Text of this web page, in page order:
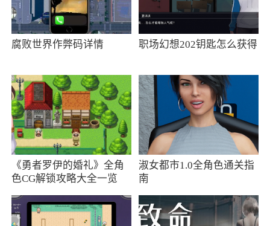
设备当前无法获取位置信息，系统将展示其最后
一次联网时的位置
1、还行，但是我有一次弄丢了自己手机。然
后锁了，拿回来解锁了。过不了几天，莫名其妙
就时常锁我手机，还好能解锁。这个bug改一
下，困扰我很久了，玩王者时突然就锁了，号都
被封了
2、Google Find My Device app，帮助用户快
速找到丢失手机，使用便捷，一键查看手机位
置，享受更便捷的定位服务，让手机位置查找更
腐败世界作弊码详情 职场幻想202钥匙怎么获得
《勇者罗伊的婚礼》全角
色CG解锁攻略大全一览
淑女都市1.0全角色通关指
南